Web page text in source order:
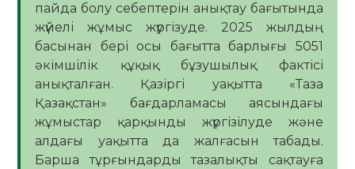
пайда болу себептерін анықтау бағытында
жүйелі жұмыс жүргізуде. 2025 жылдың
басынан бері осы бағытта барлығы 5051
әкімшілік құқық бұзушылық фактісі
анықталған. Қазіргі уақытта «Таза
Қазақстан» бағдарламасы аясындағы
жұмыстар қарқынды жүргізілуде және
алдағы уақытта да жалғасын табады.
Барша тұрғындарды тазалықты сақтауға